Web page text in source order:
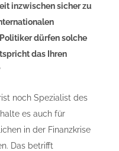
inzwischen sicher zu
dürfen solche
das Ihren
noch Spezialist des
es auch für
in der Finanzkrise
Das betrifft